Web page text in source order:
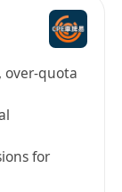
over-quota
for